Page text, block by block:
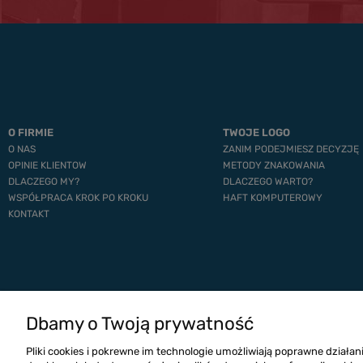
O FIRMIE
O NAS
OPINIE KLIENTOW
DLACZEGO MY?
WSPÓŁPRACA KROK PO KROKU
KONTAKT
TWOJE LOGO
ZANIM PODEJMIESZ DECYZJĘ
METODY ZNAKOWANIA
DLACZEGO WARTO?
HAFT KOMPUTEROWY
Dbamy o Twoją prywatność
Pliki cookies i pokrewne im technologie umożliwiają poprawne